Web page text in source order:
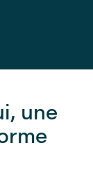
une